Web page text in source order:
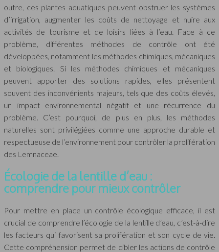
outre, ces plantes aquatiques peuvent obstruer les systèmes
d’irrigation, augmenter les coûts de nettoyage et nuire aux
activités de tourisme et de loisirs liées à l’eau. Face à ce
problème, différentes méthodes de contrôle ont été
développées, notamment les méthodes chimiques, mécaniques
et biologiques. Si les méthodes chimiques et mécaniques
peuvent apporter des solutions rapides, elles présentent
souvent des inconvénients majeurs, tels que des coûts élevés,
un impact environnemental négatif et une récurrence du
problème. C’est pourquoi, de plus en plus, les méthodes
naturelles sont privilégiées comme une approche durable et
respectueuse de l’environnement pour contrôler la prolifération
des Lemnaceae.
Écologie de la lentille d’eau :
comprendre pour mieux contrôler
Pour mettre en place un contrôle écologique efficace, il est
crucial de comprendre l’écologie de la lentille d’eau, c’est-à-dire
les facteurs qui favorisent sa prolifération et son cycle de vie.
Cette compréhension permet de cibler les actions de contrôle